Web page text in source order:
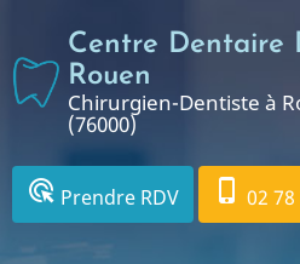
contenu
principal
Centre Dentaire
Rouen
Chirurgien-Dentiste à
(76000)
ads_click Prendre RDV phone_iphone 02 78